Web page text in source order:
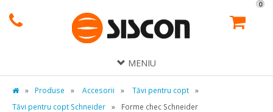
0
MENIU
» Produse » Accesorii » Tăvi pentru copt
»
Tăvi pentru copt Schneider
» Forme chec Schneider